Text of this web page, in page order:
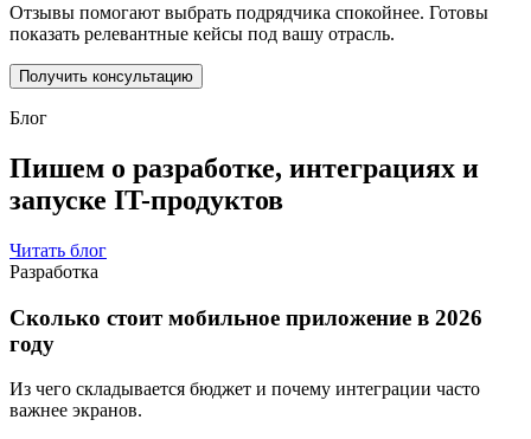
Отзывы помогают выбрать подрядчика спокойнее. Готовы
показать релевантные кейсы под вашу отрасль.
Получить консультацию
Блог
Пишем о разработке, интеграциях и
запуске IT-продуктов
Читать блог
Разработка
Сколько стоит мобильное приложение в 2026
году
Из чего складывается бюджет и почему интеграции часто
важнее экранов.